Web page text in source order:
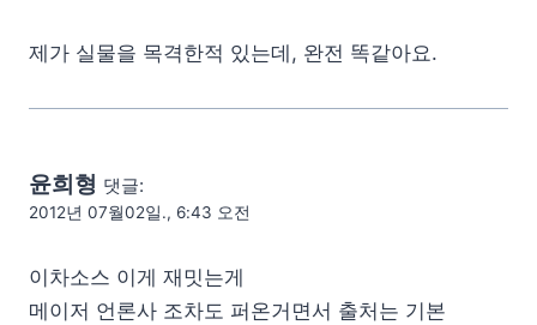
제가 실물을 목격한적 있는데, 완전 똑같아요.
윤희형 댓글:
2012년 07월02일., 6:43 오전
이차소스 이게 재밋는게
메이저 언론사 조차도 퍼온거면서 출처는 기본